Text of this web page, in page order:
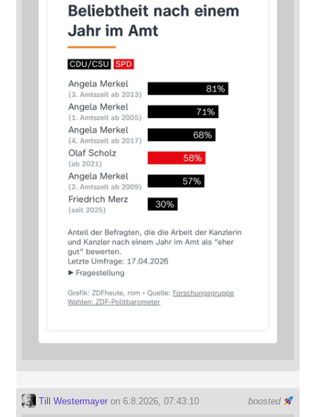
boosted
Till Westermayeron 6.8.2026, 07:43:10